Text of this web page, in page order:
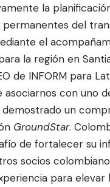
la
del
el
la región en
de INFORM para
asociarnos con uno
un
GroundStar.
de fortalecer su
socios
para elevar